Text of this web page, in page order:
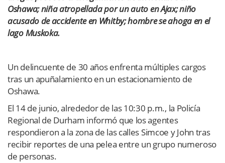
Oshawa; niña atropellada por un auto en Ajax; niño
acusado de accidente en Whitby; hombre se ahoga en el
lago Muskoka.
Un delincuente de 30 años enfrenta múltiples cargos
tras un apuñalamiento en un estacionamiento de
Oshawa.
El 14 de junio, alrededor de las 10:30 p.m., la Policía
Regional de Durham informó que los agentes
respondieron a la zona de las calles Simcoe y John tras
recibir reportes de una pelea entre un grupo numeroso
de personas.